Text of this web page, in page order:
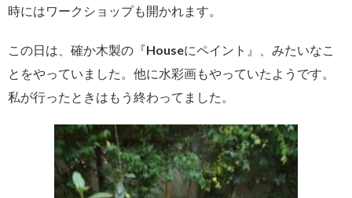
時にはワークショップも開かれます。
この日は、確か木製の『Houseにペイント』、みたいなこ
とをやっていました。他に水彩画もやっていたようです。
私が行ったときはもう終わってました。